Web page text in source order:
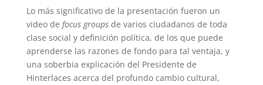
Lo más significativo de la presentación fueron un
video de focus groupsde varios ciudadanos de toda
clase social y definición política, de los que puede
aprenderse las razones de fondo para tal ventaja, y
una soberbia explicación del Presidente de
Hinterlaces acerca del profundo cambio cultural,